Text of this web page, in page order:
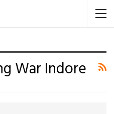
War Indore